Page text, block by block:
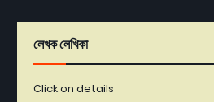
লেখক লেখিকা
Click on details